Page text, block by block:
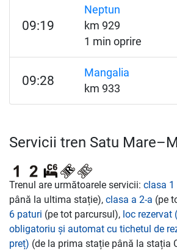
09:19
Neptun
km 929
1 min oprire
09:28
Mangalia
km 933
Servicii tren Satu
Trenul are următoarele servicii: clasa 1
până la ultima stație), clasa a 2-a (pe
6 paturi (pe tot parcursul), loc rezervat
obligatoriu și automat cu tichetul de
preț) (de la prima stație până la stația